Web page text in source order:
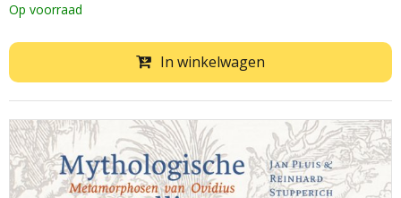
Op voorraad
In winkelwagen